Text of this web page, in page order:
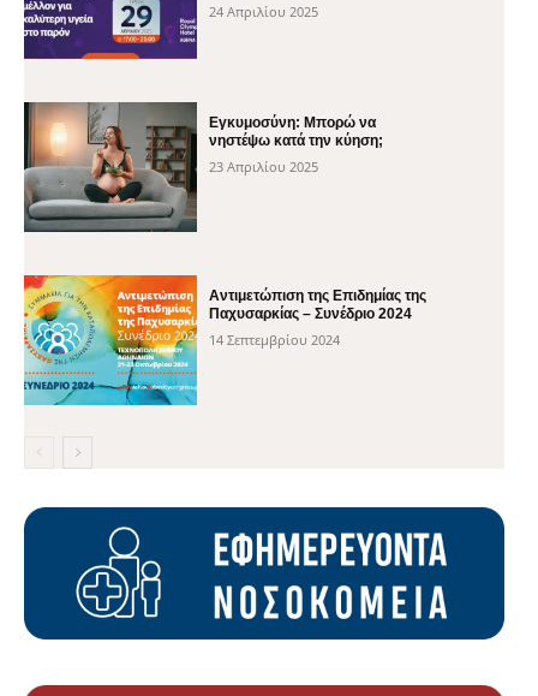
24 Απριλίου 2025
Εγκυμοσύνη: Μπορώ να
νηστέψω κατά την κύηση;
23 Απριλίου 2025
Αντιμετώπιση της Επιδημίας της
Παχυσαρκίας – Συνέδριο 2024
14 Σεπτεμβρίου 2024